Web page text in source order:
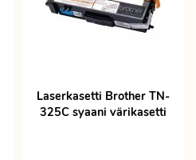
Laserkasetti Brother TN-
325C syaani värikasetti